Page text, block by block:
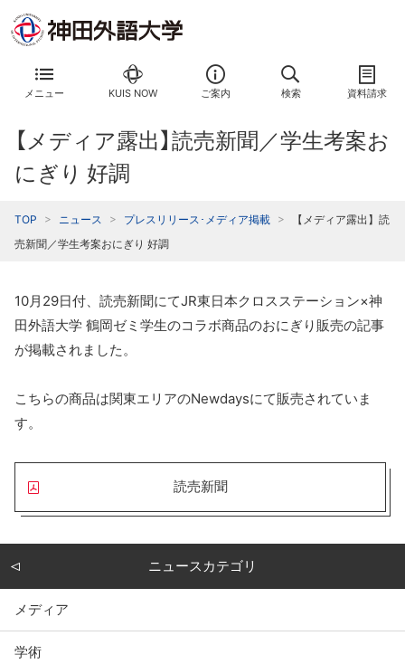
メニュー KUIS NOW ご案内 検索 資料請求
【メディア露出】読売新聞／学生考案お
にぎり 好調
TOP ニュース プレスリリース･メディア掲載
【メディア露出】読
売新聞／学生考案おにぎり 好調
10月29日付、読売新聞にてJR東日本クロスステーション×神
田外語大学 鶴岡ゼミ学生のコラボ商品のおにぎり販売の記事
が掲載されました。
こちらの商品は関東エリアのNewdaysにて販売されていま
す。
読売新聞
ニュースカテゴリ
メディア
学術